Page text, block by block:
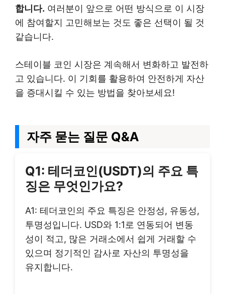
합니다. 여러분이 앞으로 어떤 방식으로 이 시장
에 참여할지 고민해보는 것도 좋은 선택이 될 것
같습니다.
스테이블 코인 시장은 계속해서 변화하고 발전하
고 있습니다. 이 기회를 활용하여 안전하게 자산
을 증대시킬 수 있는 방법을 찾아보세요!
자주 묻는 질문 Q&A
Q1: 테더코인(USDT)의 주요 특
징은 무엇인가요?
A1: 테더코인의 주요 특징은 안정성, 유동성,
투명성입니다. USD와 1:1로 연동되어 변동
성이 적고, 많은 거래소에서 쉽게 거래할 수
있으며 정기적인 감사로 자산의 투명성을
유지합니다.